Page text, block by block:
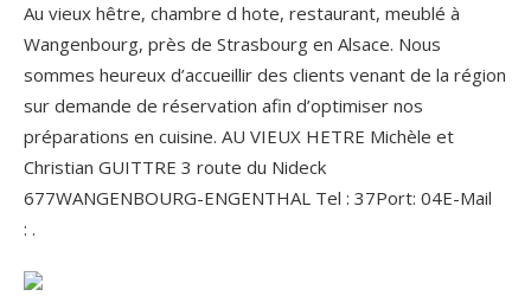
Au vieux hêtre, chambre d hote, restaurant, meublé à
Wangenbourg, près de Strasbourg en Alsace. Nous
sommes heureux d’accueillir des clients venant de la région
sur demande de réservation afin d’optimiser nos
préparations en cuisine. AU VIEUX HETRE Michèle et
Christian GUITTRE 3 route du Nideck
677WANGENBOURG-ENGENTHAL Tel : 37Port: 04E-Mail
: .